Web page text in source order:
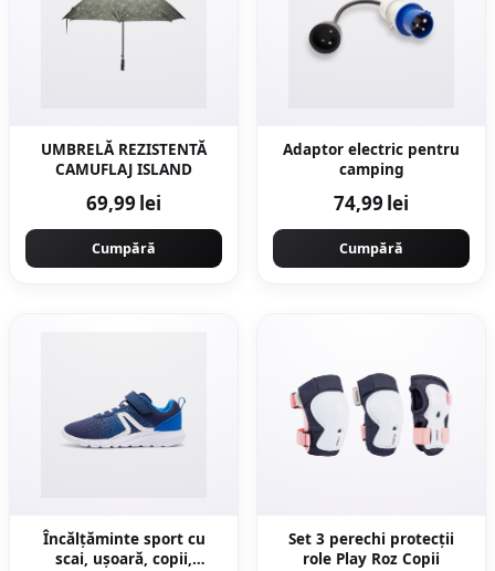
UMBRELĂ REZISTENTĂ
CAMUFLAJ ISLAND
69,99 lei
Cumpără
Adaptor electric pentru
camping
74,99 lei
Cumpără
Încălțăminte sport cu
scai, ușoară, copii,
Set 3 perechi protecții
role Play Roz Copii